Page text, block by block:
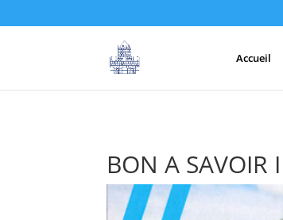
Accueil
BON A SAVOIR